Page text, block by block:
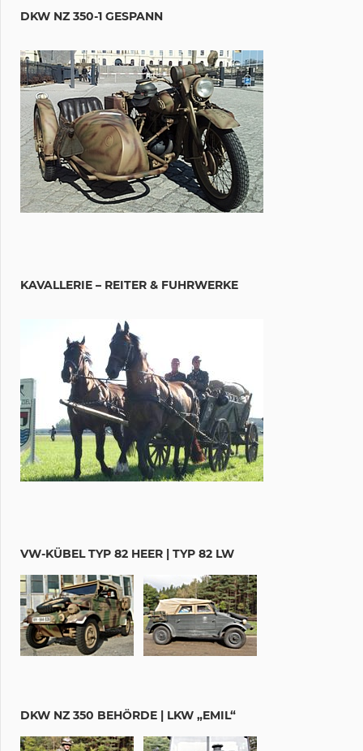
DKW NZ 350-1 GESPANN
KAVALLERIE – REITER & FUHRWERKE
VW-KÜBEL TYP 82 HEER | TYP 82 LW
DKW NZ 350 BEHÖRDE | LKW „EMIL“